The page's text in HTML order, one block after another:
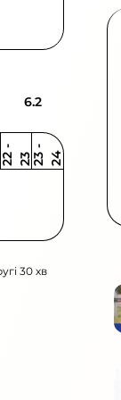
6.2
2 2
-
2 3 2 3
-
2 4
30 хв